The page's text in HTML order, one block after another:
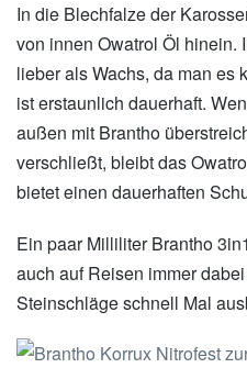
In die Blechfalze der
von innen Owatrol Öl hinein.
lieber als Wachs, da man es
ist erstaunlich dauerhaft.
außen mit Brantho
verschließt, bleibt das
bietet einen dauerhaften
Ein paar Milliliter Brantho
auch auf Reisen immer
Steinschläge schnell Mal